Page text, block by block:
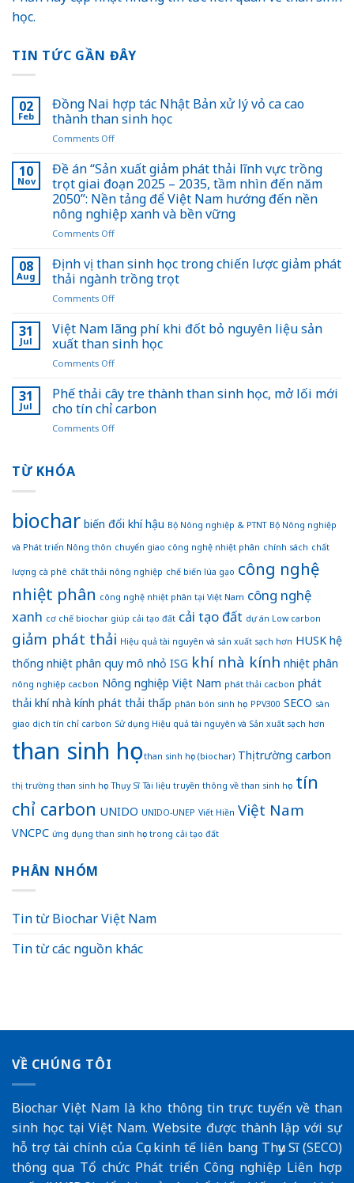
học.
TIN TỨC GẦN ĐÂY
02
Feb
Đồng Nai hợp tác Nhật Bản xử lý vỏ ca cao
thành than sinh học
Comments Offon
Nai
tác
Nhật
Bản
xử
vỏ
ca
cao
thành
sinh
học
10
Nov
Đề án “Sản xuất giảm phát thải lĩnh vực trồng
trọt giai đoạn 2025 – 2035, tầm nhìn đến năm
2050”: Nền tảng để Việt Nam hướng đến nền
nông nghiệp xanh và bền vững
Comments Offon
án
“Sản
xuất
giảm
thải
lĩnh
giai
đoạn
2050”:
Nền
tảng
Việt
hướng
nền
nông
nghiệp
xanh
và
bền
vững
08
Aug
Định vị than sinh học trong chiến lược giảm phát
thải ngành trồng trọt
Comments Offon
vị
than
sinh
học
chiến
lược
31
Jul
Việt Nam lãng phí khi đốt bỏ nguyên liệu sản
xuất than sinh học
Comments Offon
Nam
lãng
phí
khi
than
học
31
Jul
Phế thải cây tre thành than sinh học, mở lối mới
cho tín chỉ carbon
Comments Offon
sinh
mở
mới
tín
chỉ
TỪ KHÓA
biochar biến đổi khí hậu Bộ Nông nghiệp & PTNT Bộ Nông nghiệp
và Phát triển Nông thôn chuyển giao công nghệ nhiệt phân chính sách chất
lượng cà phê chất thải nông nghiệp chế biến lúa gạo công nghệ
nhiệt phân công nghệ nhiệt phân tại Việt Nam công nghệ
xanh cơ chế biochar giúp cải tạo đất cải tạo đất dự án Low carbon
giảm phát thải Hiệu quả tài nguyên và sản xuất sạch hơn HUSK hệ
thống nhiệt phân quy mô nhỏ ISG khí nhà kính nhiệt phân
nông nghiệp cacbon Nông nghiệp Việt Nam phát thải cacbon phát
thải khí nhà kính phát thải thấp phân bón sinh học PPV300 SECO sàn
giao dịch tín chỉ carbon Sử dụng Hiệu quả tài nguyên và Sản xuất sạch hơn
than sinh học than sinh học (biochar) Thị trường carbon
thị trường than sinh học Thụy Sĩ Tài liệu truyền thông về than sinh học tín
chỉ carbon UNIDO UNIDO-UNEP Viết Hiền Việt Nam
VNCPC ứng dụng than sinh học trong cải tạo đất
PHÂN NHÓM
Tin từ Biochar Việt Nam
Tin từ các nguồn khác
VỀ CHÚNG TÔI
Biochar Việt Nam là kho thông tin trực tuyến về than
sinh học tại Việt Nam. Website được thành lập với sự
hỗ trợ tài chính của Cục kinh tế liên bang Thụy Sĩ (SECO)
thông qua Tổ chức Phát triển Công nghiệp Liên hợp